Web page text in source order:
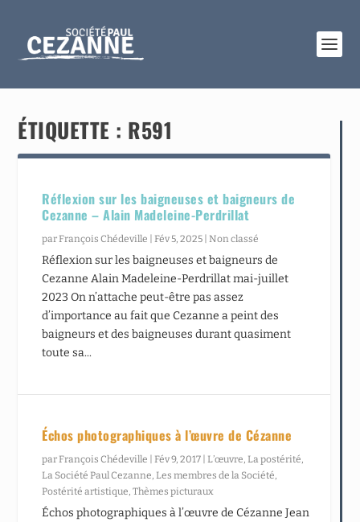
ÉTIQUETTE : R591
Réflexion sur les baigneuses et baigneurs de
Cezanne – Alain Madeleine-Perdrillat
parFrançois Chédeville |Fév 5, 2025 |Non classé
Réflexion sur les baigneuses et baigneurs de
Cezanne Alain Madeleine-Perdrillat mai-juillet
2023 On n’attache peut-être pas assez
d’importance au fait que Cezanne a peint des
baigneurs et des baigneuses durant quasiment
toute sa...
Échos photographiques à l’œuvre de Cézanne
parFrançois Chédeville |Fév 9, 2017 |L’œuvre,La postérité,
La Société Paul Cezanne,Les membres de la Société,
Postérité artistique,Thèmes picturaux
Échos photographiques à l’œuvre de Cézanne Jean